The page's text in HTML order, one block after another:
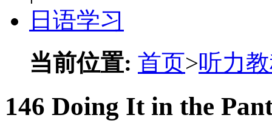
日语学习
当前位置: 首页>听力
146 Doing It in the